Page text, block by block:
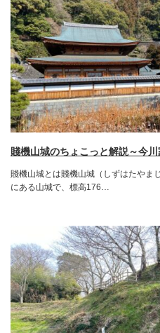
賤機山城のちょこっと解説～今
賤機山城とは賤機山城（しずはたやま
にある山城で、標高176…